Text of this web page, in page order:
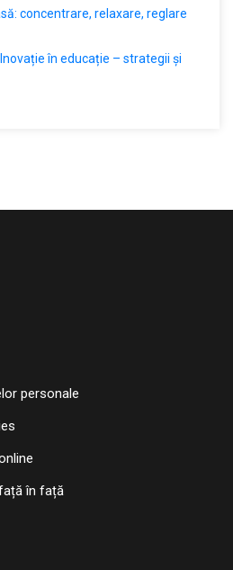
concentrare, relaxare, reglare
în educație – strategii și
personale
în față